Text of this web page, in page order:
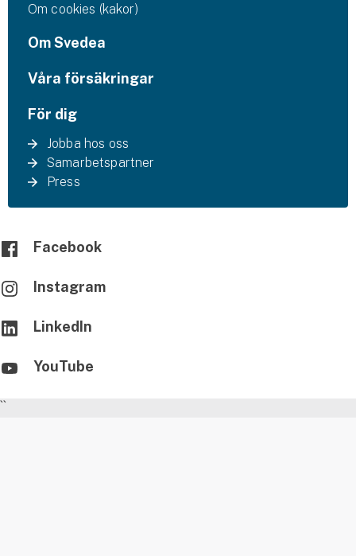
Om cookies (kakor)
Om Svedea
Våra försäkringar
För dig
Jobba hos oss
Samarbetspartner
Press
Facebook
Instagram
LinkedIn
YouTube
``